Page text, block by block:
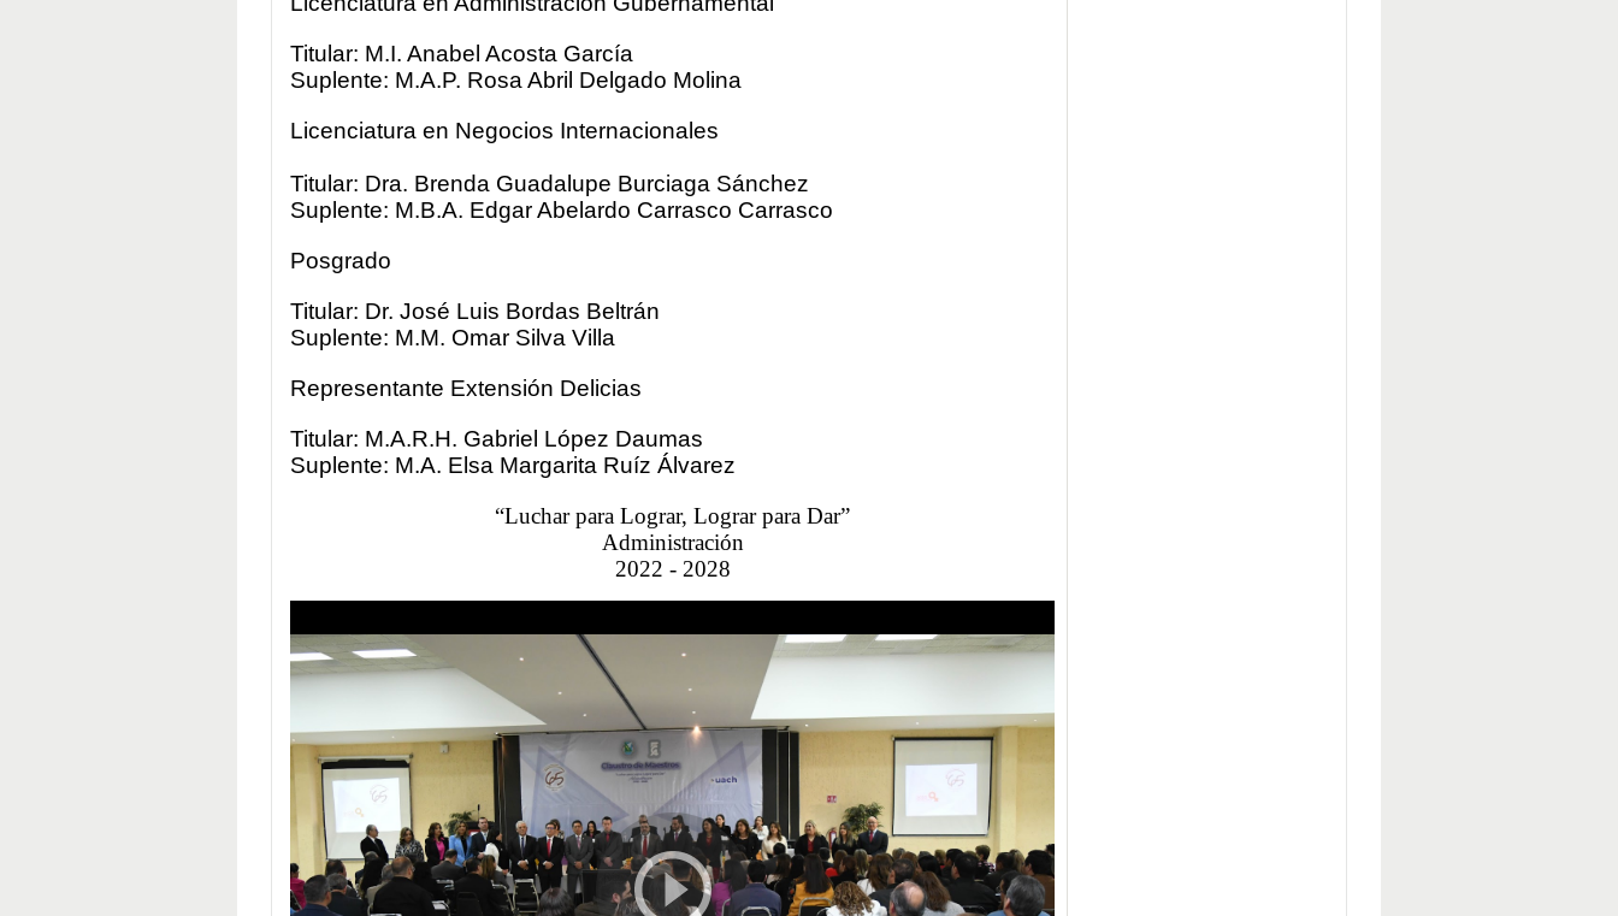
Titular: M.I. Anabel Acosta García
Suplente: M.A.P. Rosa Abril Delgado Molina
Licenciatura en Negocios Internacionales
Titular: Dra. Brenda Guadalupe Burciaga Sánchez
Suplente: M.B.A. Edgar Abelardo Carrasco Carrasco
Posgrado
Titular: Dr. José Luis Bordas Beltrán
Suplente: M.M. Omar Silva Villa
Representante Extensión Delicias
Titular: M.A.R.H. Gabriel López Daumas
Suplente: M.A. Elsa Margarita Ruíz Álvarez
“Luchar para Lograr, Lograr para Dar”
Administración
2022 - 2028